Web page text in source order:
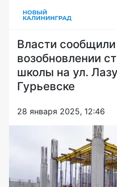
Власти
возобновлении
школы на ул.
Гурьевске
28 января 2025, 12:46